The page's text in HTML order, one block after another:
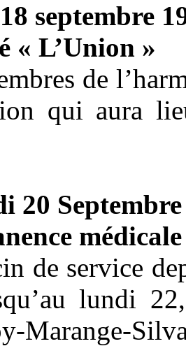
septembre
« L’Union »
de
qui aura
20
médicale
de service
lundi
Marange-